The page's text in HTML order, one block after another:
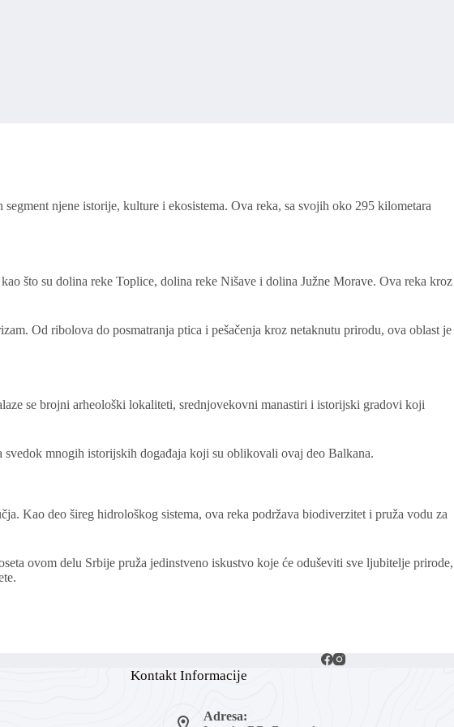
njene istorije, kulture i ekosistema. Ova reka, sa svojih oko 295 kilometara
što su dolina reke Toplice, dolina reke Nišave i dolina Južne Morave. Ova reka kroz
Od ribolova do posmatranja ptica i pešačenja kroz netaknutu prirodu, ova oblast je
se brojni arheološki lokaliteti, srednjovekovni manastiri i istorijski gradovi koji
mnogih istorijskih događaja koji su oblikovali ovaj deo Balkana.
Kao deo šireg hidrološkog sistema, ova reka podržava biodiverzitet i pruža vodu za
ovom delu Srbije pruža jedinstveno iskustvo koje će oduševiti sve ljubitelje prirode,
Kontakt Informacije
Adresa: